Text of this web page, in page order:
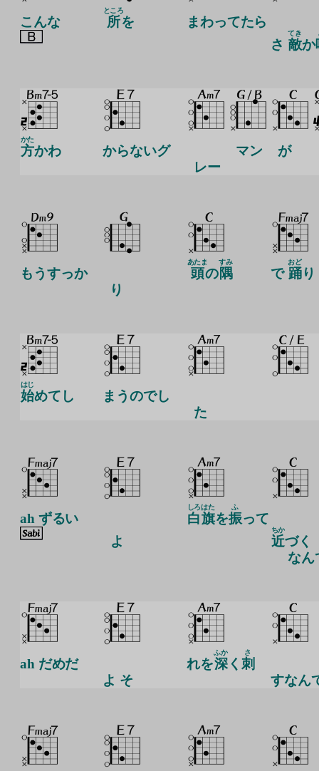
こんな 所
ところ
を
まわってたら
さ 敵
てき
か
方
かた
かわ
からないグ
レー
マン が
もうすっか
り
頭
あたま
の 隅
すみ
で 踊
おど
り
始
はじ
めてし
まうのでし
た
ah ずるい
よ
白
しろ
旗
はた
を振
ふ
って
近
ちか
づく
なん
ah だめだ
よ そ
れを深
ふか
く 刺
さ
すなん